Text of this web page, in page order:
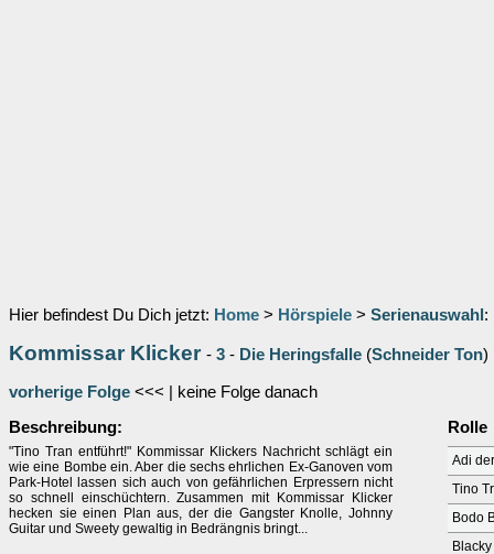
Hier befindest Du Dich jetzt: Home > Hörspiele > Serienauswahl :
Kommissar Klicker - 3 - Die Heringsfalle (Schneider Ton)
vorherige Folge <<< | keine Folge danach
Beschreibung:
"Tino Tran entführt!" Kommissar Klickers Nachricht schlägt ein
wie eine Bombe ein. Aber die sechs ehrlichen Ex-Ganoven vom
Park-Hotel lassen sich auch von gefährlichen Erpressern nicht
so schnell einschüchtern. Zusammen mit Kommissar Klicker
hecken sie einen Plan aus, der die Gangster Knolle, Johnny
Guitar und Sweety gewaltig in Bedrängnis bringt...
Rolle
Adi
Tino
Bodo
Blacky